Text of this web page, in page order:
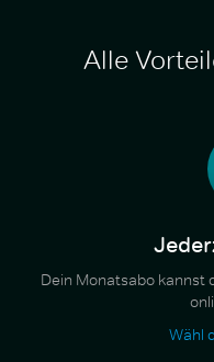
Alle
Dein Monatsabo kannst
Wähl